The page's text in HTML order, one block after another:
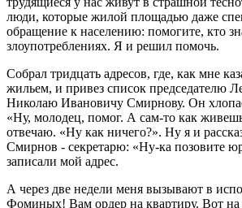
люди, которые жилой площадью даже
обращение к населению: помогите, кто
злоупотреблениях. Я и решил помочь.
Собрал тридцать адресов, где, как мне
жильем, и привез список председателю
Николаю Ивановичу Смирнову. Он
«Ну, молодец, помог. А сам-то как
отвечаю. «Ну как ничего?». Ну я и
Смирнов - секретарю: «Ну-ка позовите
записали мой адрес.
А через две недели меня вызывают в
Фоминых! Вам ордер на квартиру. Вот на